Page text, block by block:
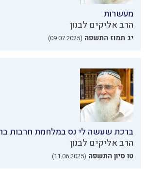
מעשרות
הרב אליקים לבנון
יג תמוז התשפה (09.07.2025)
ברכת שעשה לי נס במלחמת חרבות
הרב אליקים לבנון
טו סיון התשפה (11.06.2025)